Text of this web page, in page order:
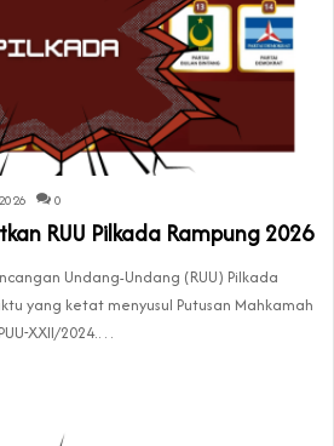
0
RUU Pilkada Rampung 2026
Undang-Undang (RUU) Pilkada
yang ketat menyusul Putusan Mahkamah
XXII/2024.…